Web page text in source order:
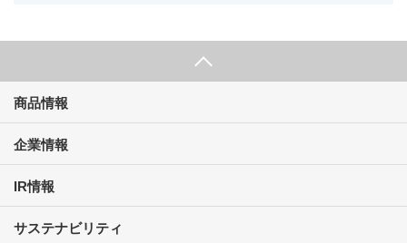
商品情報
企業情報
IR情報
サステナビリティ